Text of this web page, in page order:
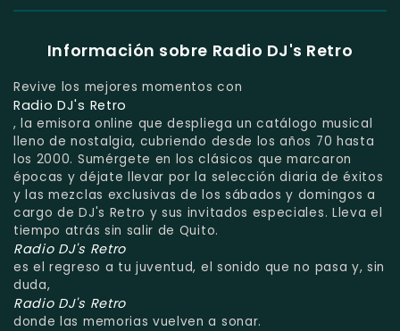
Información sobre Radio DJ's Retro
Revive los mejores momentos con
Radio DJ's Retro
, la emisora online que despliega un catálogo musical
lleno de nostalgia, cubriendo desde los años 70 hasta
los 2000. Sumérgete en los clásicos que marcaron
épocas y déjate llevar por la selección diaria de éxitos
y las mezclas exclusivas de los sábados y domingos a
cargo de DJ's Retro y sus invitados especiales. Lleva el
tiempo atrás sin salir de Quito.
Radio DJ's Retro
es el regreso a tu juventud, el sonido que no pasa y, sin
duda,
Radio DJ's Retro
donde las memorias vuelven a sonar.